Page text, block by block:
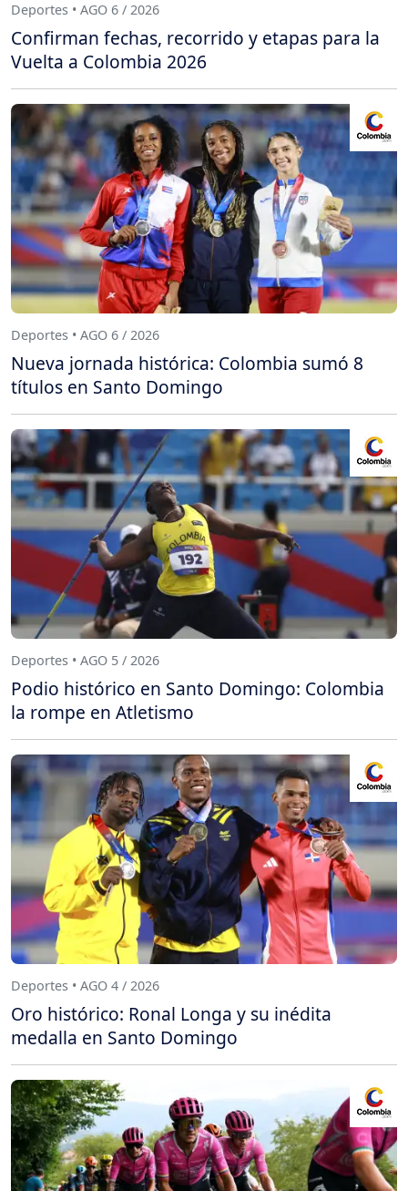
Deportes • AGO 6 / 2026
Confirman fechas, recorrido y etapas para la
Vuelta a Colombia 2026
Deportes • AGO 6 / 2026
Nueva jornada histórica: Colombia sumó 8
títulos en Santo Domingo
Deportes • AGO 5 / 2026
Podio histórico en Santo Domingo: Colombia
la rompe en Atletismo
Deportes • AGO 4 / 2026
Oro histórico: Ronal Longa y su inédita
medalla en Santo Domingo